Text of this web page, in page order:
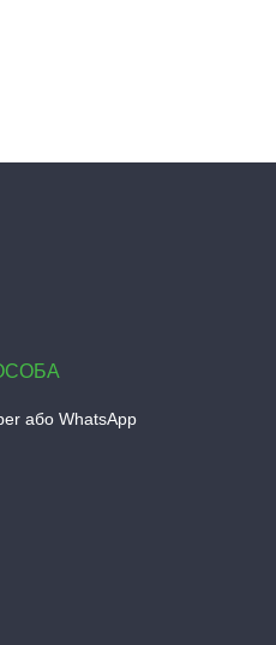
або WhatsApp